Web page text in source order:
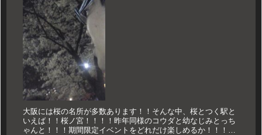
大阪には桜の名所が多数あります！！そんな中、桜とつく駅と
いえば！！桜ノ宮！！！！昨年同様のコウダと幼なじみとっち
ゃんと！！！期間限定イベントをどれだけ楽しめるか！！！ほ